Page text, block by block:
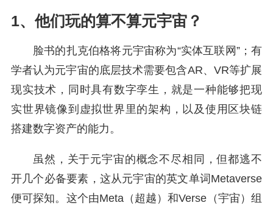
1、他们玩的算不算元宇宙？
脸书的扎克伯格将元宇宙称为“实体互联网”；有
学者认为元宇宙的底层技术需要包含AR、VR等扩展
现实技术，同时具有数字孪生，就是一种能够把现
实世界镜像到虚拟世界里的架构，以及使用区块链
搭建数字资产的能力。
虽然，关于元宇宙的概念不尽相同，但都逃不
开几个必备要素，这从元宇宙的英文单词Metaverse
便可探知。这个由Meta（超越）和Verse（宇宙）组